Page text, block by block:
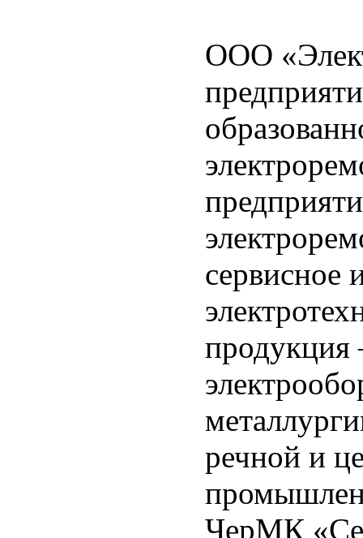
ООО
сервисное
продукция
речной и
ЧерМК